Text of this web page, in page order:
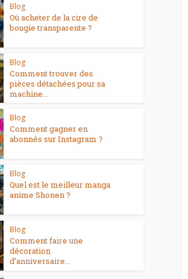
Blog
Où acheter de la cire de
bougie transparente ?
Blog
Comment trouver des
pièces détachées pour sa
machine...
Blog
Comment gagner en
abonnés sur Instagram ?
Blog
Quel est le meilleur manga
anime Shonen ?
Blog
Comment faire une
décoration
d’anniversaire...